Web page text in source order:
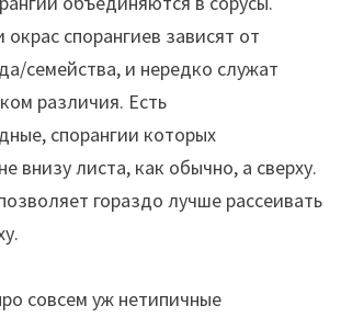
спорангиев зависят от
семейства, и нередко служат
различия. Есть
спорангии которых
внизу листа, как обычно, а сверху.
гораздо лучше рассеивать
совсем уж нетипичные